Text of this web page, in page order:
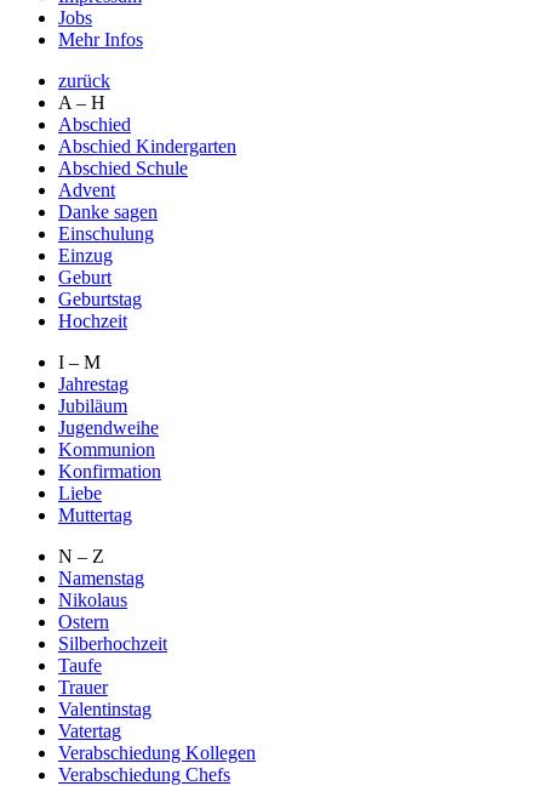
Jobs
Mehr Infos
zurück
A – H
Abschied
Abschied Kindergarten
Abschied Schule
Advent
Danke sagen
Einschulung
Einzug
Geburt
Geburtstag
Hochzeit
I – M
Jahrestag
Jubiläum
Jugendweihe
Kommunion
Konfirmation
Liebe
Muttertag
N – Z
Namenstag
Nikolaus
Ostern
Silberhochzeit
Taufe
Trauer
Valentinstag
Vatertag
Verabschiedung Kollegen
Verabschiedung Chefs